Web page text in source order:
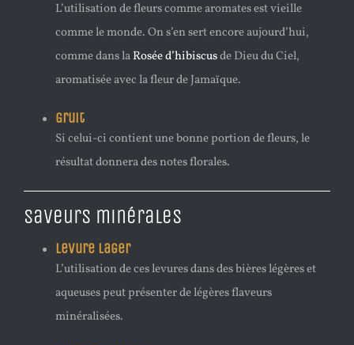
L’utilisation de fleurs comme aromates est vieille
comme le monde. On s’en sert encore aujourd’hui,
comme dans laRosée d’hibiscusde Dieu du Ciel,
aromatisée avec la fleur de Jamaïque.
Gruit
Si celui-ci contient une bonne portion de fleurs, le
résultat donnera des notes florales.
Saveurs minérales
Levure lager
L’utilisation de ces levures dans des bières légères et
aqueuses peut présenter de légères flaveurs
minéralisées.